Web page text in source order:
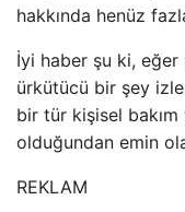
hakkında henüz
İyi haber şu ki, eğer
ürkütücü bir şey
bir tür kişisel bakım
olduğundan emin
REKLAM